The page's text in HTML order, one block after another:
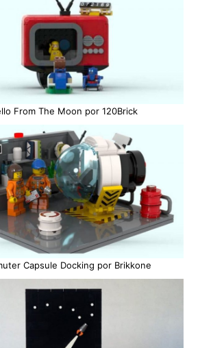
From The Moon por 120Brick
Capsule Docking por Brikkone